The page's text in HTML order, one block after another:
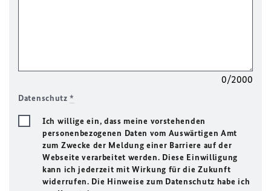
0/2000
Datenschutz*
Ich willige ein, dass meine vorstehenden
personenbezogenen Daten vom Auswärtigen Amt
zum Zwecke der Meldung einer Barriere auf der
Webseite verarbeitet werden. Diese Einwilligung
kann ich jederzeit mit Wirkung für die Zukunft
widerrufen. Die Hinweise zum Datenschutz habe ich